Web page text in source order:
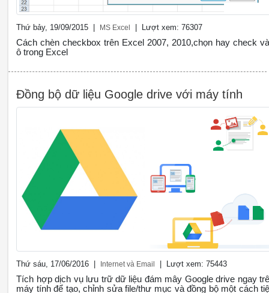
Thứ bảy, 19/09/2015 | MS Excel | Lượt xem: 76307
Cách chèn checkbox trên Excel 2007, 2010,chọn hay check
ô trong Excel
Đồng bộ dữ liệu Google drive với máy tính
Thứ sáu, 17/06/2016 | Internet và Email | Lượt xem: 75443
Tích hợp dịch vụ lưu trữ dữ liệu đám mây Google drive ngay
máy tính để tạo, chỉnh sửa file/thư mục và đồng bộ một cách